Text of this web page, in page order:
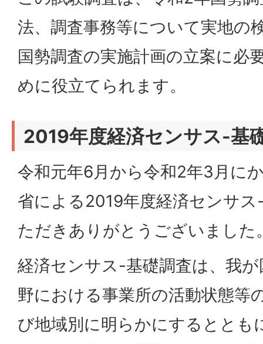
法、調査事務等について実地の
国勢調査の実施計画の立案に必
めに役立てられます。
2019年度経済センサス-基
令和元年6月から令和2年3月に
省による2019年度経済センサ
ただきありがとうございました
経済センサス-基礎調査は、我
野における事業所の活動状態等
び地域別に明らかにするととも